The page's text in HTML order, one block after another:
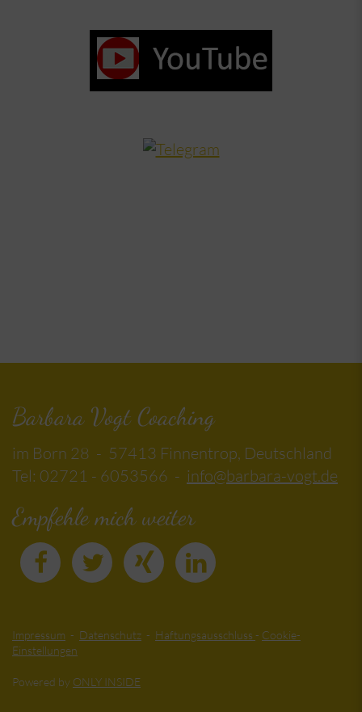
Barbara Vogt Coaching
im Born 28 - 57413 Finnentrop, Deutschland
Tel: 02721 - 6053566 - info@barbara-vogt.de
Empfehle mich weiter
Impressum - Datenschutz - Haftungsausschluss - Cookie-
Einstellungen
Powered by ONLY INSIDE